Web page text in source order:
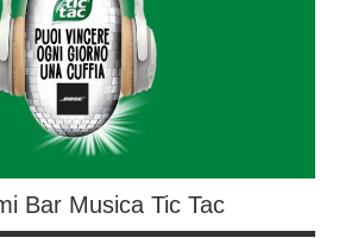
Bar Musica Tic Tac